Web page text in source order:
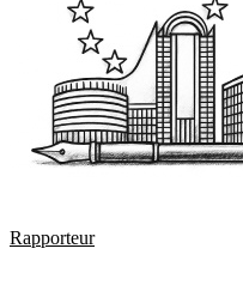
Rapporteur